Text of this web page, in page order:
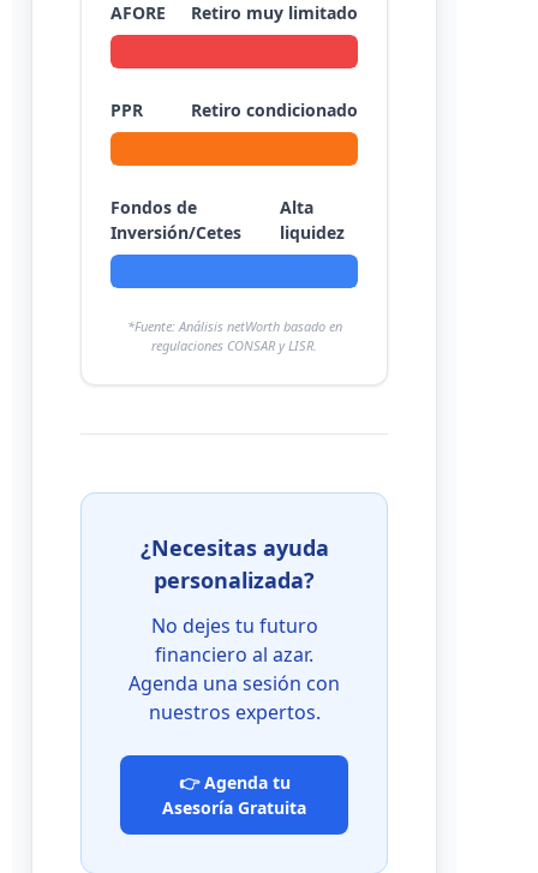
AFORE Retiro muy limitado
PPR Retiro condicionado
Fondos de
Inversión/Cetes
Alta
liquidez
*Fuente: Análisis netWorth basado en
regulaciones CONSAR y LISR.
¿Necesitas ayuda
personalizada?
No dejes tu futuro
financiero al azar.
Agenda una sesión con
nuestros expertos.
👉 Agenda tu
Asesoría Gratuita